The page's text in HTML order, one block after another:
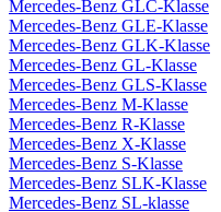
Mercedes-Benz GLC-Klasse
Mercedes-Benz GLE-Klasse
Mercedes-Benz GLK-Klasse
Mercedes-Benz GL-Klasse
Mercedes-Benz GLS-Klasse
Mercedes-Benz M-Klasse
Mercedes-Benz R-Klasse
Mercedes-Benz X-Klasse
Mercedes-Benz S-Klasse
Mercedes-Benz SLK-Klasse
Mercedes-Benz SL-klasse